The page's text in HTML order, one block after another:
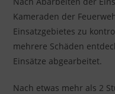
Kameraden der
Einsatzgebietes zu
mehrere Schäden
Einsätze abgearbeitet.
Nach etwas mehr als 2